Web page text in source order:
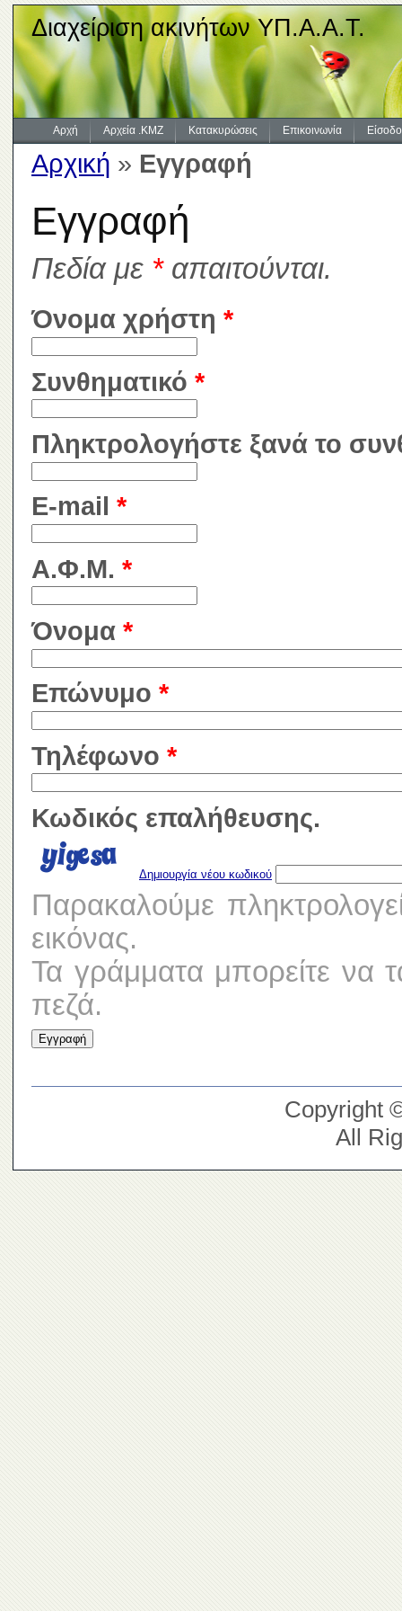
Διαχείριση ακινήτων ΥΠ.Α.Α.Τ.
Αρχή Αρχεία .KMZ Κατακυρώσεις Επικοινωνία
Αρχική » Εγγραφή
Εγγραφή
Πεδία με *απαιτούνται.
Όνομα χρήστη *
Συνθηματικό *
Πληκτρολογήστε ξανά το
E-mail *
Α.Φ.Μ. *
Όνομα *
Επώνυμο *
Τηλέφωνο *
Κωδικός επαλήθευσης.
Δημιουργία νέου κωδικού
Παρακαλούμε
εικόνας.
Τα γράμματα μπορείτε να
πεζά.
Copyright
All